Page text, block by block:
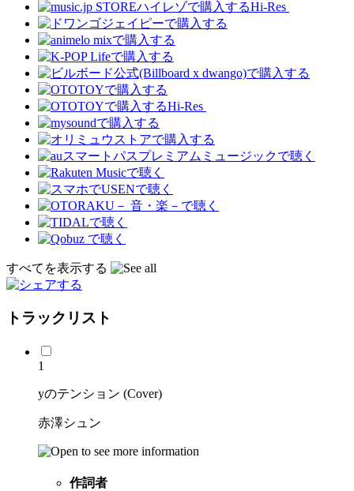
Hi-Res
Hi-Res
すべてを表示する
トラックリスト
1
yのテンション (Cover)
赤澤シュン
作詞者